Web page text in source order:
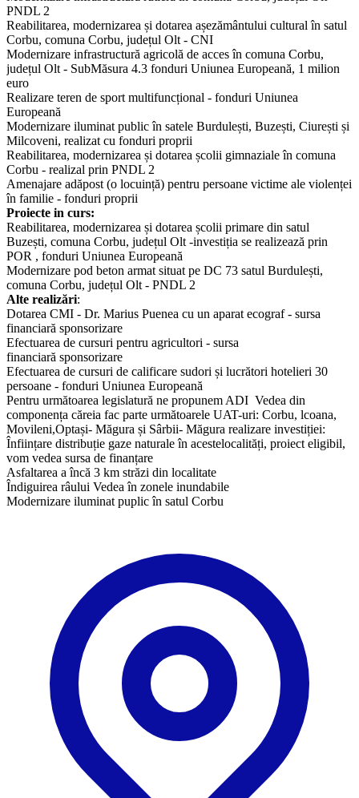
PNDL 2
Reabilitarea, modernizarea și dotarea așezământului cultural în satul
Corbu, comuna Corbu, județul Olt - CNI
Modernizare infrastructură agricolă de acces în comuna Corbu,
județul Olt - SubMăsura 4.3 fonduri Uniunea Europeană, 1 milion
euro
Realizare teren de sport multifuncțional - fonduri Uniunea
Europeană
Modernizare iluminat public în satele Burdulești, Buzești, Ciurești și
Milcoveni, realizat cu fonduri proprii
Reabilitarea, modernizarea și dotarea școlii gimnaziale în comuna
Corbu - realizal prin PNDL 2
Amenajare adăpost (o locuință) pentru persoane victime ale violenței
în familie - fonduri proprii
Proiecte in curs:
Reabilitarea, modernizarea și dotarea școlii primare din satul
Buzești, comuna Corbu, județul Olt -investiția se realizează prin
POR , fonduri Uniunea Europeană
Modernizare pod beton armat situat pe DC 73 satul Burdulești,
comuna Corbu, județul Olt - PNDL 2
Alte realizări:
Dotarea CMI - Dr. Marius Puenea cu un aparat ecograf - sursa
financiară sponsorizare
Efectuarea de cursuri pentru agricultori - sursa
financiară sponsorizare
Efectuarea de cursuri de calificare sudori și lucrători hotelieri 30
persoane - fonduri Uniunea Europeană
Pentru următoarea legislatură ne propunem ADI Vedea din
componența căreia fac parte următoarele UAT-uri: Corbu, lcoana,
Movileni,Optași- Măgura și Sârbii- Măgura realizare investiției:
Înființare distribuție gaze naturale în acestelocalități, proiect eligibil,
vom vedea sursa de finanțare
Asfaltarea a încă 3 km străzi din localitate
Îndiguirea râului Vedea în zonele inundabile
Modernizare iluminat puplic în satul Corbu